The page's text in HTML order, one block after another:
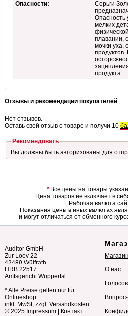
Опасности:
Серьги
Опасность
мелких
плавании,
мочки уха,
продуктов.
продукта.
Отзывы и рекомендации покупателей
Нет отзывов.
Оставь свой отзыв о товаре и получи 10
Рекомендовать
Вы должны быть авторизованы для
*Все цены на товары
Цена товаров не включает в
Рабочая валюта
Показания цены в иных валютах
и могут отличаться от обменного
Auditor GmbH
Zur Loev 22
42489 Wülfrath
HRB 22517
Amtsgericht Wuppertal
* Alle Preise gelten nur für
Onlineshop
inkl. MwSt, zzgl. Versandkosten
© 2025 Impressum Контакт
Магазин
О нас